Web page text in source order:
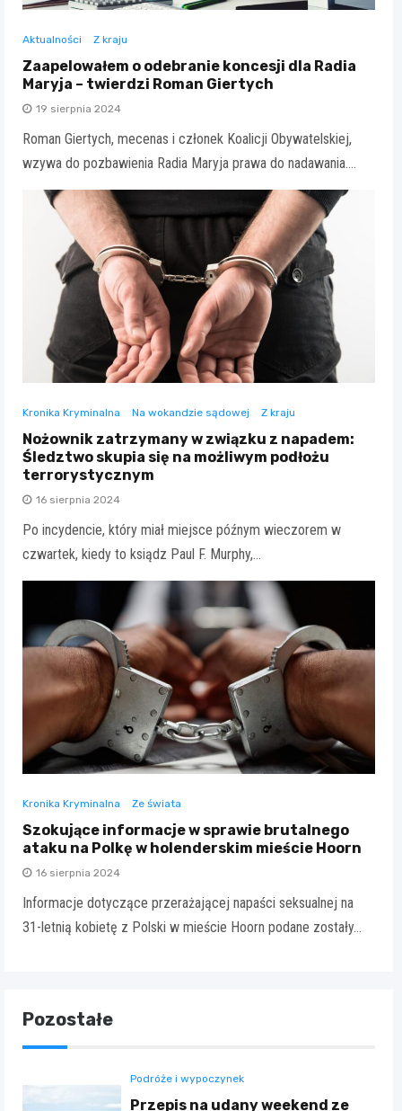
Aktualności Z kraju
Zaapelowałem o odebranie koncesji dla Radia
Maryja – twierdzi Roman Giertych
19 sierpnia 2024
Roman Giertych, mecenas i członek Koalicji Obywatelskiej,
wzywa do pozbawienia Radia Maryja prawa do nadawania.…
Kronika Kryminalna Na wokandzie sądowej Z kraju
Nożownik zatrzymany w związku z napadem:
Śledztwo skupia się na możliwym podłożu
terrorystycznym
16 sierpnia 2024
Po incydencie, który miał miejsce późnym wieczorem w
czwartek, kiedy to ksiądz Paul F. Murphy,…
Kronika Kryminalna Ze świata
Szokujące informacje w sprawie brutalnego
ataku na Polkę w holenderskim mieście Hoorn
16 sierpnia 2024
Informacje dotyczące przerażającej napaści seksualnej na
31-letnią kobietę z Polski w mieście Hoorn podane zostały…
Pozostałe
Podróże i wypoczynek
Przepis na udany weekend ze